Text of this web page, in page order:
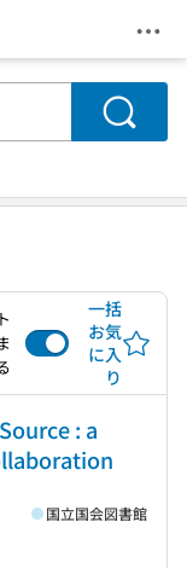
メ
検索
一括
お気
に入
り
: a
国立国会図書館